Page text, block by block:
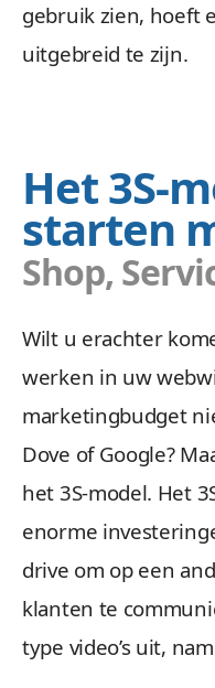
gebruik zien, hoeft
uitgebreid te zijn.
Het 3S-
starten
Shop,
Wilt u erachter
werken in uw
marketingbudget
Dove of Google?
het 3S-model. Het
enorme
drive om op een
klanten te
type video’s uit,